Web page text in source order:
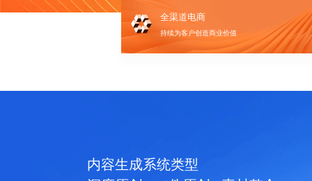
全渠道电商
持续为客户创造商业价值
内容生成系统类型